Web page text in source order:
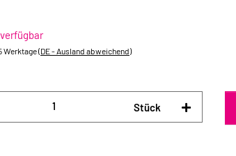
Werktage(DE - Ausland abweichend)
Stück